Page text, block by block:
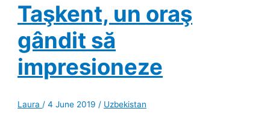
Taşkent, un oraş
gândit să
impresioneze
Laura /4 June 2019 / Uzbekistan